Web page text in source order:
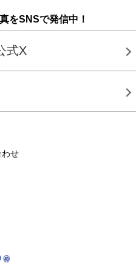
をSNSで発信中！
式X
わせ